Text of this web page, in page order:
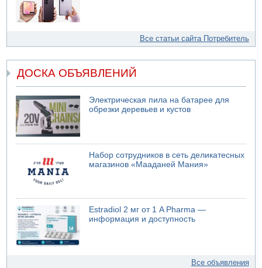
Все статьи сайта Потребитель
ДОСКА ОБЪЯВЛЕНИЙ
Электрическая пила на батарее для
обрезки деревьев и кустов
Набор сотрудников в сеть деликатесных
магазинов «Мааданей Мания»
Estradiol 2 мг от 1 A Pharma —
информация и доступность
Все объявления